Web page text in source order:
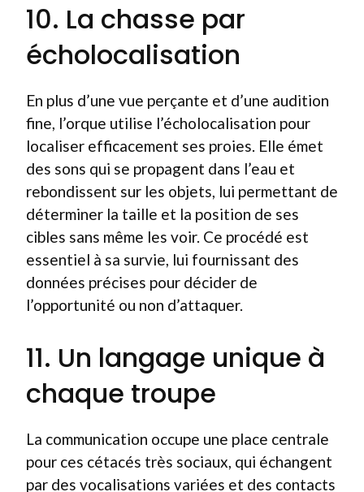
10. La chasse par
écholocalisation
En plus d’une vue perçante et d’une audition
fine, l’orque utilise l’écholocalisation pour
localiser efficacement ses proies. Elle émet
des sons qui se propagent dans l’eau et
rebondissent sur les objets, lui permettant de
déterminer la taille et la position de ses
cibles sans même les voir. Ce procédé est
essentiel à sa survie, lui fournissant des
données précises pour décider de
l’opportunité ou non d’attaquer.
11. Un langage unique à
chaque troupe
La communication occupe une place centrale
pour ces cétacés très sociaux, qui échangent
par des vocalisations variées et des contacts